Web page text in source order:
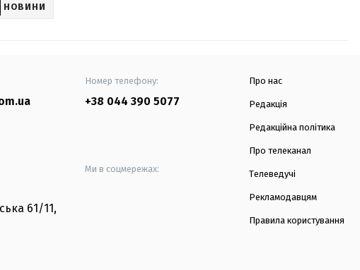
НОВИНИ
Номер телефону:
+38 044 390 5077
61/11,
Ми в соцмережах:
Про нас
Редакція
Редакційна політика
Про телеканал
Телеведучі
Рекламодавцям
Правила користування